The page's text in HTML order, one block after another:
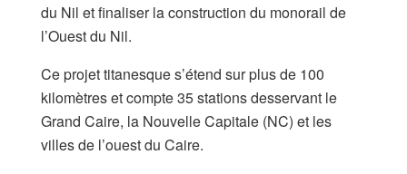
du Nil et finaliser la construction du monorail de
l’Ouest du Nil.
Ce projet titanesque s’étend sur plus de 100
kilomètres et compte 35 stations desservant le
Grand Caire, la Nouvelle Capitale (NC) et les
villes de l’ouest du Caire.